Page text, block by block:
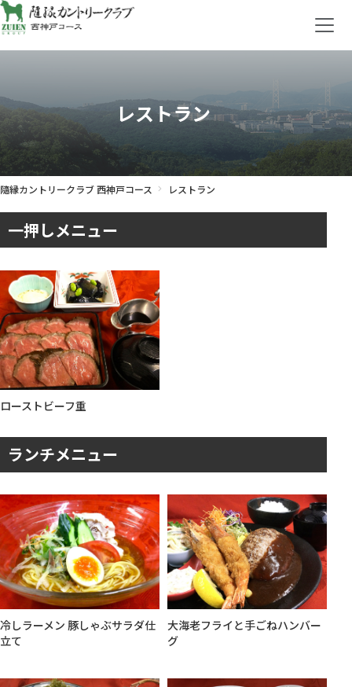
レストラン
隨縁カントリークラブ 西神戸コース レストラン
一押しメニュー
ローストビーフ重
ランチメニュー
冷しラーメン 豚しゃぶサラダ仕
立て
大海老フライと手ごねハンバー
グ